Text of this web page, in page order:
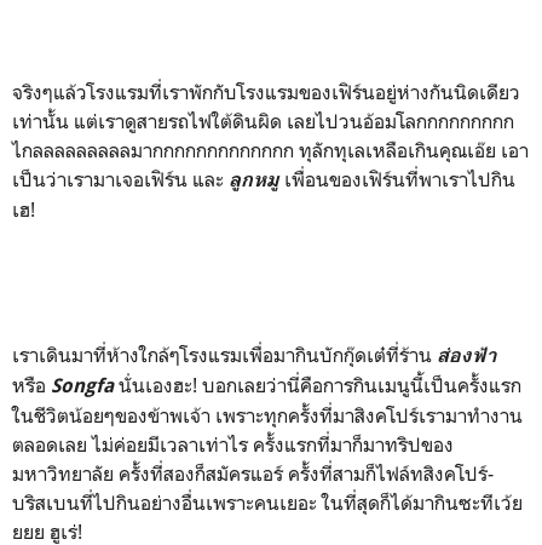
จริงๆแล้วโรงแรมที่เราพักกับโรงแรมของเฟิร์นอยู่ห่างกันนิดเดียว
เท่านั้น แต่เราดูสายรถไฟใต้ดินผิด เลยไปวนอ้อมโลกกกกกกกกก
ไกลลลลลลลลลมากกกกกกกกกกกกก ทุลักทุเลเหลือเกินคุณเอ๊ย เอา
เป็นว่าเรามาเจอเฟิร์น และ ลูกหมูเพื่อนของเฟิร์นที่พาเราไปกิน
เฮ!
เราเดินมาที่ห้างใกล้ๆโรงแรมเพื่อมากินบักกุ๊ดเต๋ที่ร้าน ส่องฟ้า
หรือ Songfaนั่นเองฮะ! บอกเลยว่านี่คือการกินเมนูนี้เป็นครั้งแรก
ในชีวิตน้อยๆของข้าพเจ้า เพราะทุกครั้งที่มาสิงคโปร์เรามาทำงาน
ตลอดเลย ไม่ค่อยมีเวลาเท่าไร ครั้งแรกที่มาก็มาทริปของ
มหาวิทยาลัย ครั้งที่สองก็สมัครแอร์ ครั้งที่สามก็ไฟล์ทสิงคโปร์-
บริสเบนที่ไปกินอย่างอื่นเพราะคนเยอะ ในที่สุดก็ได้มากินซะทีเว้ย
ยยย ฮูเร่!